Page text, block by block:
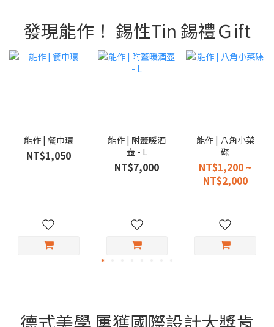
發現能作！ 錫性Tin 錫禮Ｇift
能作 | 餐巾環
NT$1,050
能作 | 附蓋暖酒
壺 - L
NT$7,000
能作 | 八角小菜
碟
NT$1,200 ~
NT$2,000
德式美學 屢獲國際設計大獎肯